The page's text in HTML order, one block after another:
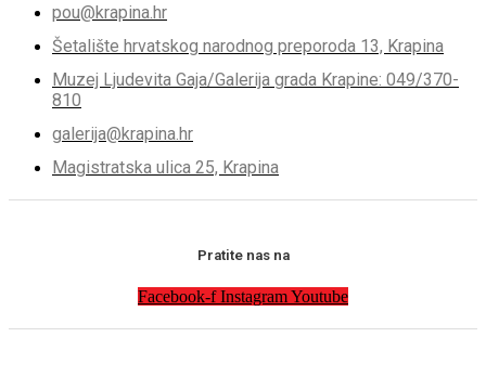
pou@krapina.hr
Šetalište hrvatskog narodnog preporoda 13, Krapina
Muzej Ljudevita Gaja/Galerija grada Krapine: 049/370-
810
galerija@krapina.hr
Magistratska ulica 25, Krapina
Pratite nas na
Facebook-f InstagramYoutube